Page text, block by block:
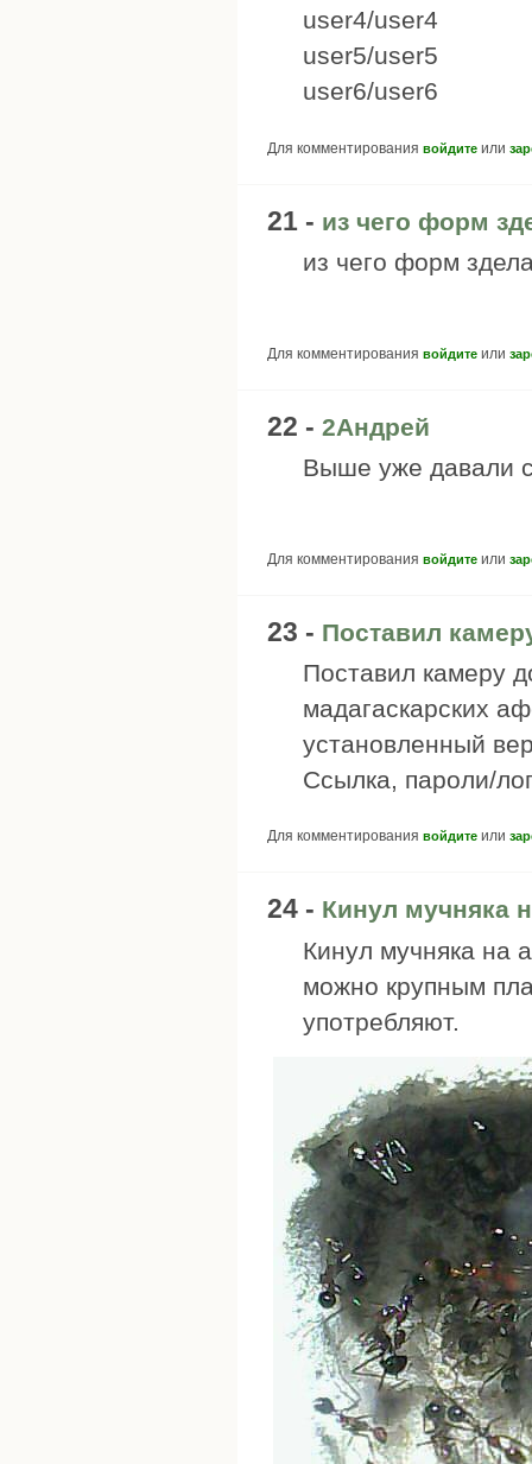
user4/user4
user5/user5
user6/user6
Для комментирования войдите или
21 - из чего форм
из чего форм
Для комментирования войдите или
22 - 2Андрей
Выше уже давали
Для комментирования войдите или
23 - Поставил
Поставил камеру
мадагаскарских
установленный
Ссылка, пароли/
Для комментирования войдите или
24 - Кинул мучняка
Кинул мучняка на
можно крупным
употребляют.